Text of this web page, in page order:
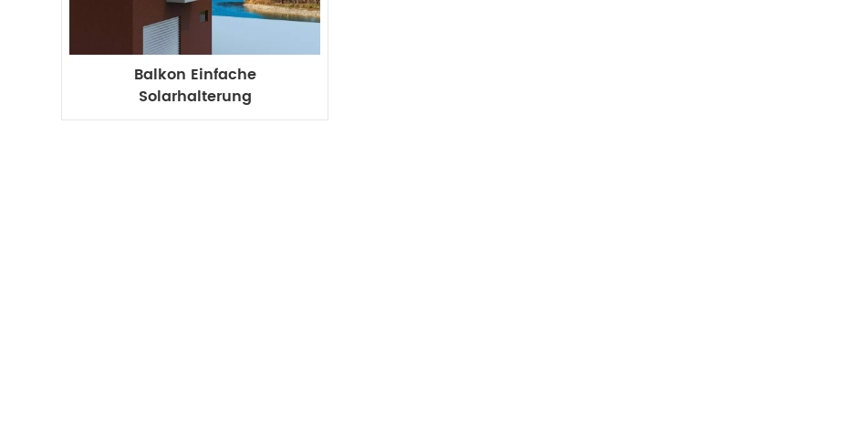
Balkon Einfache
Solarhalterung